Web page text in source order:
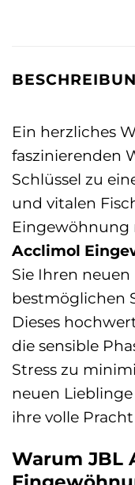
Ein herzliches
faszinierenden
Schlüssel zu
und vitalen
Eingewöhnung
Acclimol
Sie Ihren neuen
bestmöglichen
Dieses
die sensible
Stress zu
neuen
ihre volle
Warum JBL